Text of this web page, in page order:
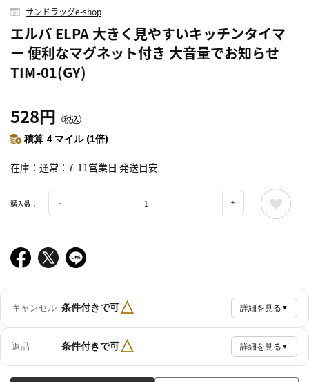
サンドラッグe-shop
エルパ ELPA 大きく見やすいキッチンタイマ
ー 便利なマグネット付き 大音量でお知らせ
TIM-01(GY)
528円 （税込）
積算 4 マイル (1倍)
在庫 通常：7-11営業日 発送目安
購入数：
キャンセル 条件付きで可△ 詳細を見る ▼
返品 条件付きで可△ 詳細を見る ▼